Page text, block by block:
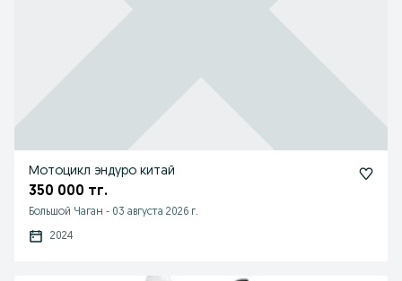
Мотоцикл эндуро китай
350 000 тг.
Большой Чаган - 03 августа 2026 г.
2024